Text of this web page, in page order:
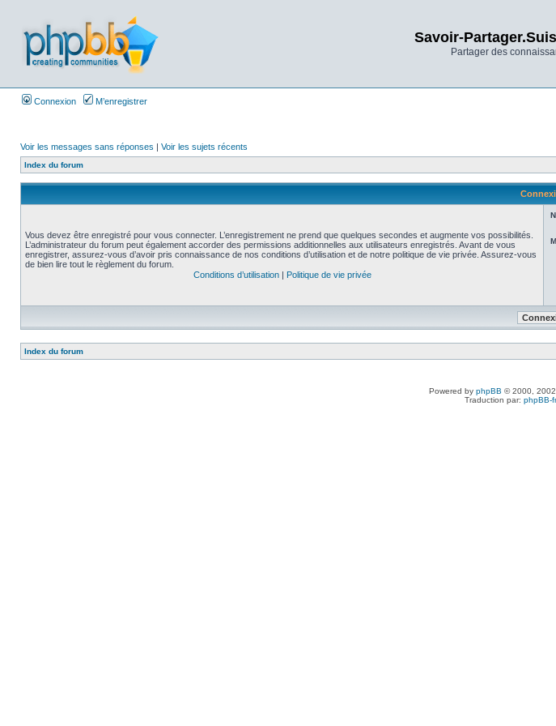
Savoir-
Partager des
Connexion M’enregistrer
Voir les messages sans réponses | Voir les sujets récents
Index du forum
Vous devez être enregistré pour vous connecter. L’enregistrement ne prend que quelques secondes et augmente vos possibilités.
L’administrateur du forum peut également accorder des permissions additionnelles aux utilisateurs enregistrés. Avant de vous
enregistrer, assurez-vous d’avoir pris connaissance de nos conditions d’utilisation et de notre politique de vie privée. Assurez-vous
de bien lire tout le règlement du forum.
Conditions d’utilisation| Politique de vie privée
Index du forum
Powered by phpBB © 2000,
Traduction par: phpBB-